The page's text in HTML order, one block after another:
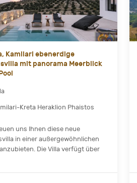
Kamilari ebenerdige
mit panorama Meerblick
Kreta Heraklion Phaistos
uns Ihnen diese neue
in einer außergewöhnlichen
Die Villa verfügt über